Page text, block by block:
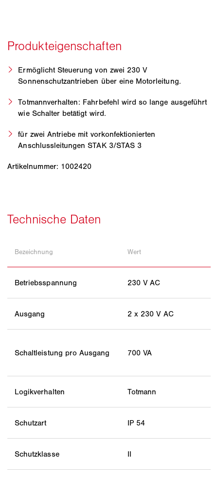
Ermöglicht Steuerung von zwei 230 V
Sonnenschutzantrieben über eine Motorleitung.
Totmannverhalten: Fahrbefehl wird so lange ausgeführt
wie Schalter betätigt wird.
für zwei Antriebe mit vorkonfektionierten
Anschlussleitungen STAK 3/STAS 3
Artikelnummer: 1002420
Bezeichnung Wert
Betriebsspannung 230 V AC
Ausgang 2 x 230 V AC
Schaltleistung pro Ausgang 700 VA
Logikverhalten Totmann
Schutzart IP 54
Schutzklasse II